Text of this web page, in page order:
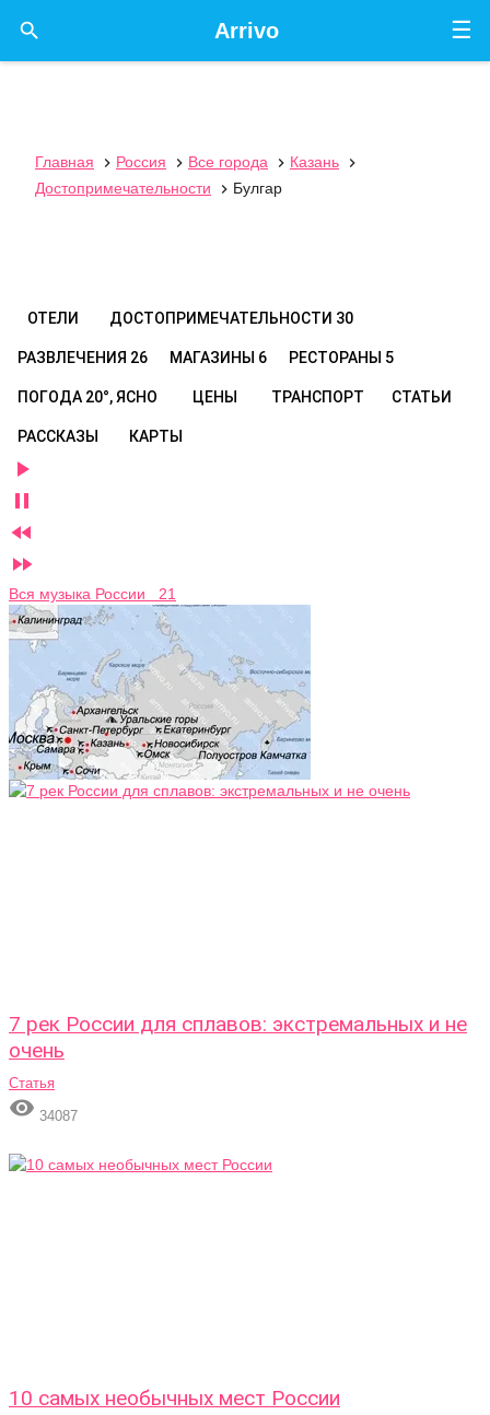
☰
Arrivo

Главная  Россия  Все города  Казань

Достопримечательности
 Булгар
ОТЕЛИ ДОСТОПРИМЕЧАТЕЛЬНОСТИ 30
РАЗВЛЕЧЕНИЯ 26 МАГАЗИНЫ 6 РЕСТОРАНЫ 5
ПОГОДА 20°, ЯСНО ЦЕНЫ ТРАНСПОРТ СТАТЬИ
РАССКАЗЫ КАРТЫ




Вся музыка России 21
7 рек России для сплавов: экстремальных и не
очень
Статья
 34087
10 самых необычных мест России